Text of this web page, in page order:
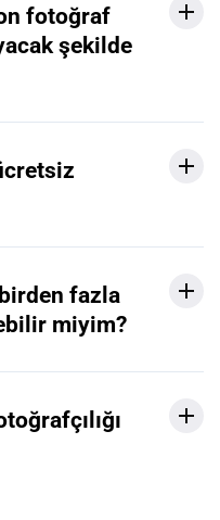
fotoğraf
şekilde
fazla
miyim?